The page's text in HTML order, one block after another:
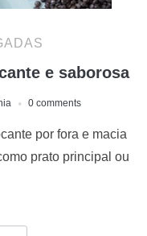
e saborosa
0 comments
por fora e macia
prato principal ou